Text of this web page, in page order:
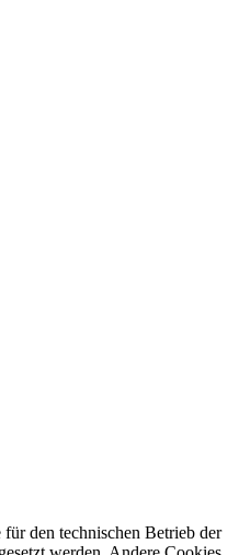
den technischen Betrieb der